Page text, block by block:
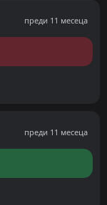
преди 11 месеца
преди 11 месеца